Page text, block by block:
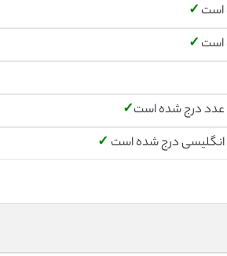
است ✓
است ✓
درج شده است✓
درج شده است ✓